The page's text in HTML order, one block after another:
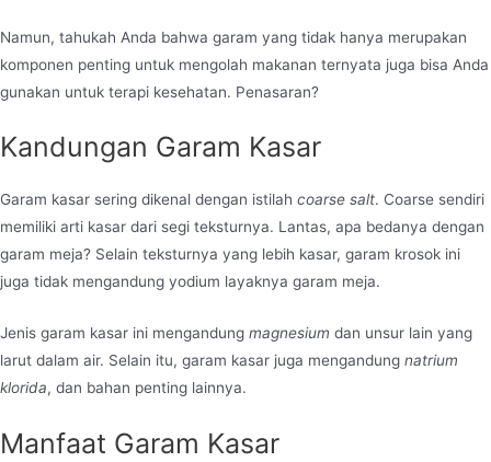
Namun, tahukah Anda bahwa garam yang tidak hanya merupakan
komponen penting untuk mengolah makanan ternyata juga bisa Anda
gunakan untuk terapi kesehatan. Penasaran?
Kandungan Garam Kasar
Garam kasar sering dikenal dengan istilah coarse salt. Coarse sendiri
memiliki arti kasar dari segi teksturnya. Lantas, apa bedanya dengan
garam meja? Selain teksturnya yang lebih kasar, garam krosok ini
juga tidak mengandung yodium layaknya garam meja.
Jenis garam kasar ini mengandung magnesium dan unsur lain yang
larut dalam air. Selain itu, garam kasar juga mengandung natrium
klorida, dan bahan penting lainnya.
Manfaat Garam Kasar